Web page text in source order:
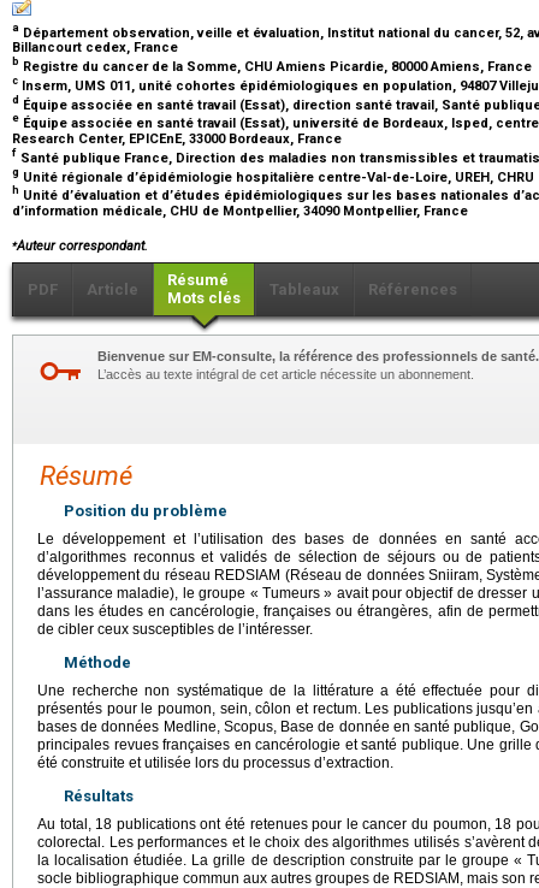
a Département observation, veille et évaluation, Institut national du cancer, 52,
Billancourt cedex, France
b Registre du cancer de la Somme, CHU Amiens Picardie, 80000 Amiens, France
c Inserm, UMS 011, unité cohortes épidémiologiques en population, 94807
d Équipe associée en santé travail (Essat), direction santé travail, Santé
e Équipe associée en santé travail (Essat), université de Bordeaux, Isped,
Research Center, EPICEnE, 33000 Bordeaux, France
f Santé publique France, Direction des maladies non transmissibles et
g Unité régionale d’épidémiologie hospitalière centre-Val-de-Loire, UREH,
h Unité d’évaluation et d’études épidémiologiques sur les bases nationales
d’information médicale, CHU de Montpellier, 34090 Montpellier, France
⁎Auteur correspondant.
PDF Article
Résumé
Mots clés
Tableaux Références
Bienvenue sur EM-consulte, la référence des professionnels de santé.
L’accès au texte intégral de cet article nécessite un abonnement.
Résumé
Position du problème
Le développement et l’utilisation des bases de données en santé
d’algorithmes reconnus et validés de sélection de séjours ou de
développement du réseau REDSIAM (Réseau de données Sniiram,
l’assurance maladie), le groupe « Tumeurs » avait pour objectif de dresser
dans les études en cancérologie, françaises ou étrangères, afin de
de cibler ceux susceptibles de l’intéresser.
Méthode
Une recherche non systématique de la littérature a été effectuée pour
présentés pour le poumon, sein, côlon et rectum. Les publications
bases de données Medline, Scopus, Base de donnée en santé publique,
principales revues françaises en cancérologie et santé publique. Une grille
été construite et utilisée lors du processus d’extraction.
Résultats
Au total, 18 publications ont été retenues pour le cancer du poumon, 18
colorectal. Les performances et le choix des algorithmes utilisés s’avèrent
la localisation étudiée. La grille de description construite par le groupe «
socle bibliographique commun aux autres groupes de REDSIAM, mais son